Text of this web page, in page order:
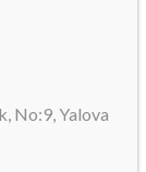
No:9, Yalova